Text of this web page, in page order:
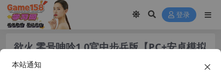
登录
欲火 零号呻吟1.0官中步兵版【PC+安卓模拟
器+欧美SLG/精品沙盒】/Horny Zero
Moan【3.7G】
本站通知